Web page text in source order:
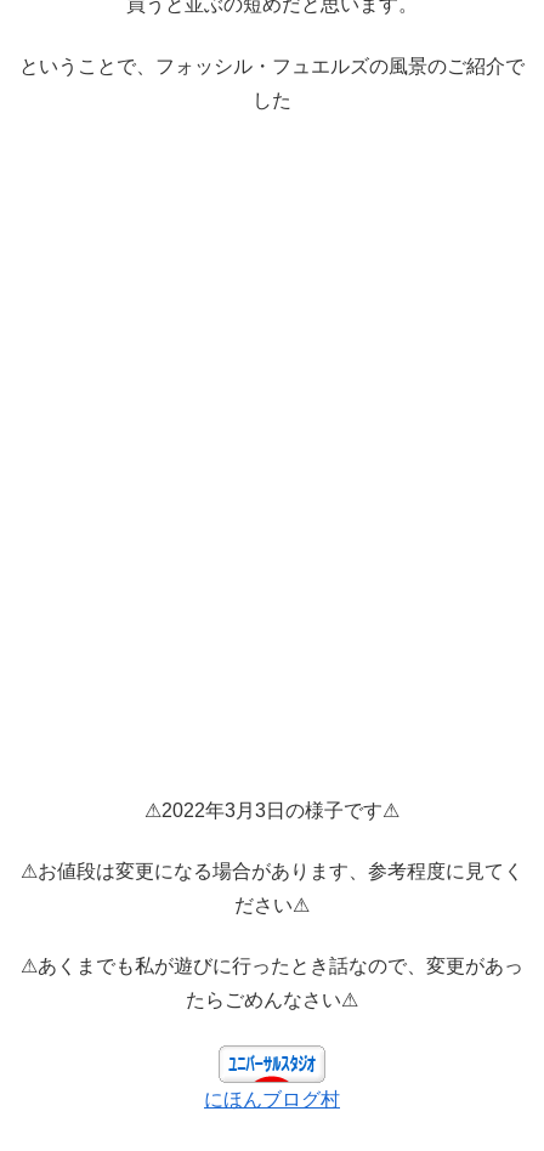
買うと並ぶの短めだと思います。
ということで、フォッシル・フュエルズの風景のご紹介で
した
⚠2022年3月3日の様子です⚠
⚠お値段は変更になる場合があります、参考程度に見てく
ださい⚠
⚠あくまでも私が遊びに行ったとき話なので、変更があっ
たらごめんなさい⚠
にほんブログ村